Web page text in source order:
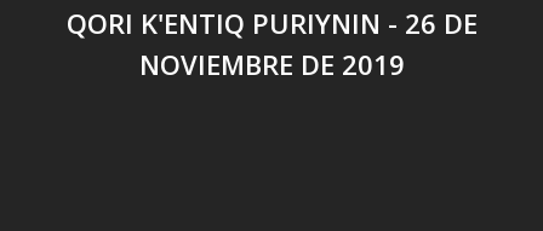
QORI K'ENTIQ PURIYNIN - 26 DE
NOVIEMBRE DE 2019